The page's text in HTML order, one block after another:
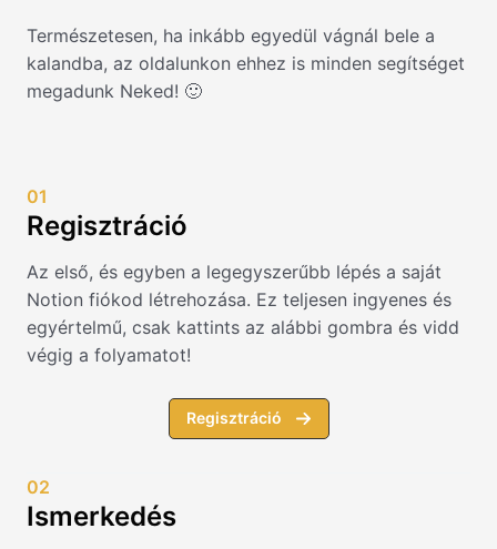
Természetesen, ha inkább egyedül vágnál bele a
kalandba, az oldalunkon ehhez is minden segítséget
megadunk Neked! 🙂
01
Regisztráció
Az első, és egyben a legegyszerűbb lépés a saját
Notion fiókod létrehozása. Ez teljesen ingyenes és
egyértelmű, csak kattints az alábbi gombra és vidd
végig a folyamatot!
Regisztráció
02
Ismerkedés